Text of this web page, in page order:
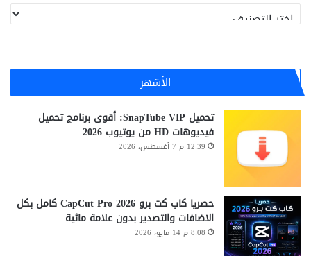
تصنيفات
الأشهر
تحميل SnapTube VIP: أقوى برنامج تحميل
فيديوهات HD من يوتيوب 2026
12:39 م 7 أغسطس، 2026
حصريا كاب كت برو CapCut Pro 2026 كامل بكل
الاضافات والتصدير بدون علامة مائية
8:08 م 14 مايو، 2026